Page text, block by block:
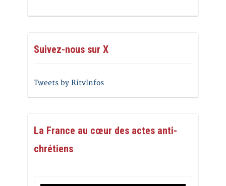
Suivez-nous sur X
Tweets by RitvInfos
La France au cœur des actes anti-
chrétiens